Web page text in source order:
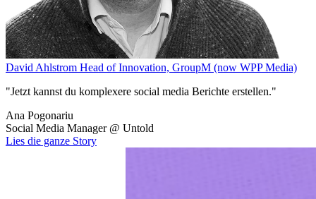
David Ahlstrom Head of Innovation, GroupM (now WPP Media)
"Jetzt kannst du komplexere social media Berichte erstellen."
Ana Pogonariu
Social Media Manager@ Untold
Lies die ganze Story